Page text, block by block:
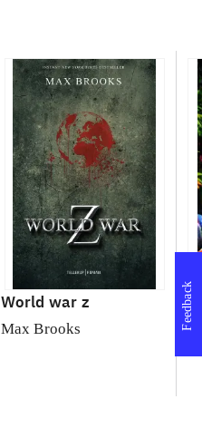
World war z
Max Brooks Feedback